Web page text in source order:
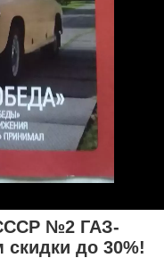
№2 ГАЗ-
до 30%!